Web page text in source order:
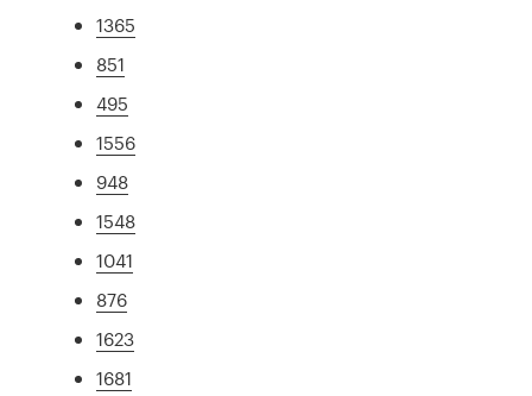
1365
851
495
1556
948
1548
1041
876
1623
1681